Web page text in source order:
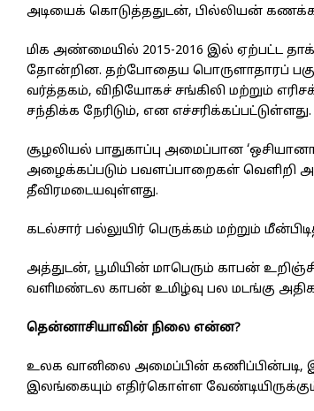
அடியைக் கொடுத்ததுடன், பில்லியன்
மிக அண்மையில் 2015-2016 இல் ஏற்பட்ட
தோன்றின. தற்போதைய பொருளாதாரப்
வர்த்தகம், விநியோகச் சங்கிலி மற்றும்
சந்திக்க நேரிடும், என எச்சரிக்கப்பட்டுள்ளது.
சூழலியல் பாதுகாப்பு அமைப்பான
அழைக்கப்படும் பவளப்பாறைகள் வெளிறி
தீவிரமடையவுள்ளது.
கடல்சார் பல்லுயிர் பெருக்கம் மற்றும்
அத்துடன், பூமியின் மாபெரும் காபன்
வளிமண்டல காபன் உமிழ்வு பல மடங்கு
தென்னாசியாவின் நிலை என்ன?
உலக வானிலை அமைப்பின் கணிப்பின்படி,
இலங்கையும் எதிர்கொள்ள